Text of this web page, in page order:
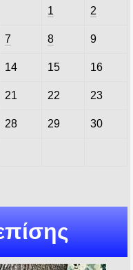
1 2
7 8 9
14 15 16
21 22 23
28 29 30